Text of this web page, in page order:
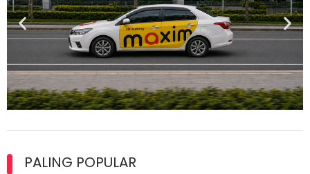
lesen separuh pertama 2026
PALING POPULAR